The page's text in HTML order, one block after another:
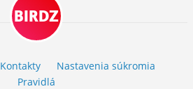
BIRDZ
Kontakty
Nastavenia súkromia
Pravidlá